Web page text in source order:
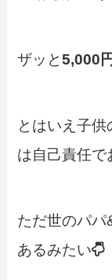
ザッと5,000
とはいえ子供
は自己責任で
ただ世のパパ
あるみたい